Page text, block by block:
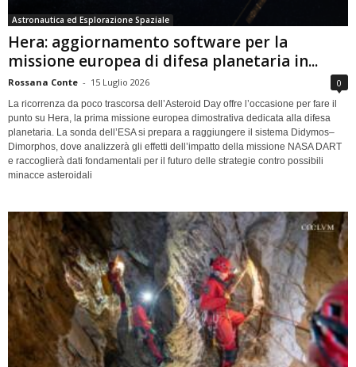
Astronautica ed Esplorazione Spaziale
Hera: aggiornamento software per la
missione europea di difesa planetaria in...
Rossana Conte - 15 Luglio 2026 0
La ricorrenza da poco trascorsa dell’Asteroid Day offre l’occasione per fare il
punto su Hera, la prima missione europea dimostrativa dedicata alla difesa
planetaria. La sonda dell’ESA si prepara a raggiungere il sistema Didymos–
Dimorphos, dove analizzerà gli effetti dell’impatto della missione NASA DART
e raccoglierà dati fondamentali per il futuro delle strategie contro possibili
minacce asteroidali